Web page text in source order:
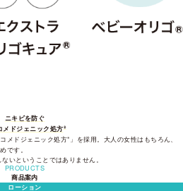
ニキビを防ぐ
メドジェニック処方※
メドジェニック処方※ 」を採用。大人の女性はもちろん、
です。
いということではありません。
PRODUCTS
商品案内
ローション